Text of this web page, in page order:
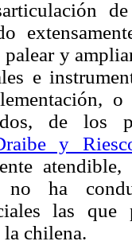
y
e
o
de los
y
no ha
las que
la chilena.